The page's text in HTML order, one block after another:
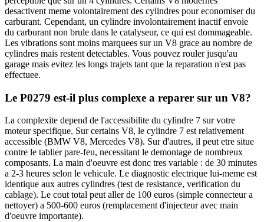
desactivent meme volontairement des cylindres pour economiser du
carburant. Cependant, un cylindre involontairement inactif envoie
du carburant non brule dans le catalyseur, ce qui est dommageable.
Les vibrations sont moins marquees sur un V8 grace au nombre de
cylindres mais restent detectables. Vous pouvez rouler jusqu'au
garage mais evitez les longs trajets tant que la reparation n'est pas
effectuee.
Le P0279 est-il plus complexe a reparer sur un V8?
La complexite depend de l'accessibilite du cylindre 7 sur votre
moteur specifique. Sur certains V8, le cylindre 7 est relativement
accessible (BMW V8, Mercedes V8). Sur d'autres, il peut etre situe
contre le tablier pare-feu, necessitant le demontage de nombreux
composants. La main d'oeuvre est donc tres variable : de 30 minutes
a 2-3 heures selon le vehicule. Le diagnostic electrique lui-meme est
identique aux autres cylindres (test de resistance, verification du
cablage). Le cout total peut aller de 100 euros (simple connecteur a
nettoyer) a 500-600 euros (remplacement d'injecteur avec main
d'oeuvre importante).